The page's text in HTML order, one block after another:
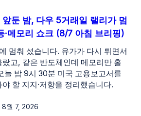
둔 밤, 다우 5거래일 랠리가 멈
메모리 쇼크 (8/7 아침 브리핑)
멈춰 섰습니다. 유가가 다시 튀면서
고, 같은 반도체인데 메모리만 홀
늘 밤 9시 30분 미국 고용보고서를
할 지지·저항을 정리했습니다.
8월 7, 2026